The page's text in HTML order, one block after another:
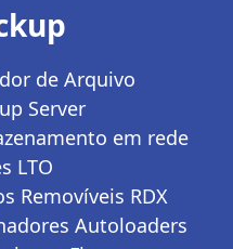
de Arquivo
Server
em rede
LTO
Removíveis RDX
Autoloaders